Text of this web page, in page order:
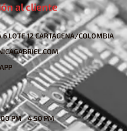
al cliente
LOTE 12 CARTAGENA/COLOMBIA
PM - 4:50 PM